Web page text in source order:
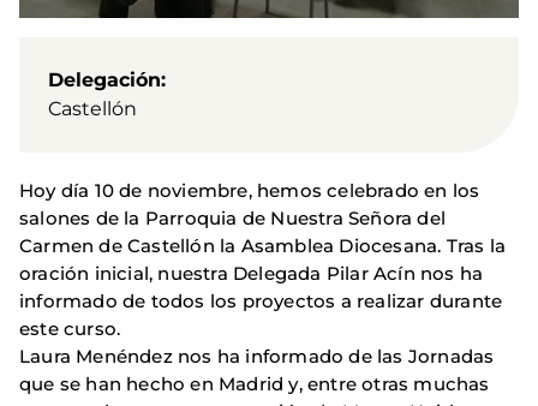
Delegación
Castellón
Hoy día 10 de noviembre, hemos celebrado en los
salones de la Parroquia de Nuestra Señora del
Carmen de Castellón la Asamblea Diocesana. Tras la
oración inicial, nuestra Delegada Pilar Acín nos ha
informado de todos los proyectos a realizar durante
este curso.
Laura Menéndez nos ha informado de las Jornadas
que se han hecho en Madrid y, entre otras muchas